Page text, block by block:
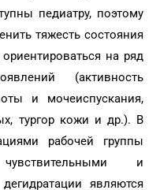
педиатру, поэтому
тяжесть состояния
на ряд
(активность
и мочеиспускания,
тургор кожи и др.). В
рабочей группы
и
являются